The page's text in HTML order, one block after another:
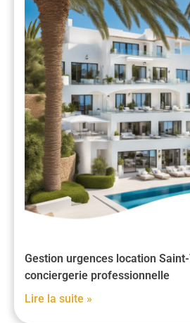
Gestion urgences location
conciergerie professionnelle
Lire la suite »